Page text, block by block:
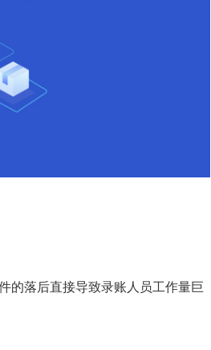
的落后直接导致录账人员工作量巨